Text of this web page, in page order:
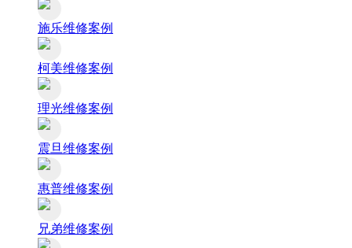
施乐维修案例
柯美维修案例
理光维修案例
震旦维修案例
惠普维修案例
兄弟维修案例